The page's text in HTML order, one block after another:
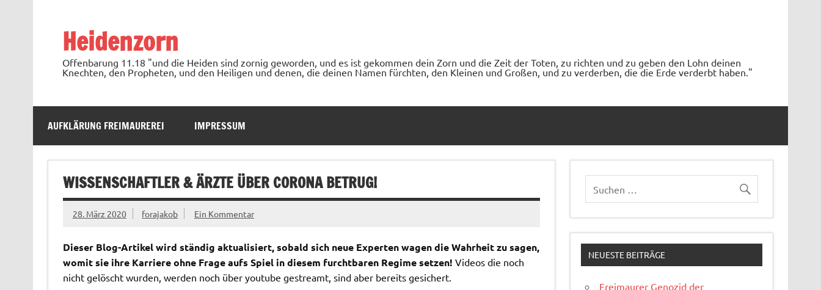
Heidenzorn
Offenbarung 11.18 "und die Heiden sind zornig geworden, und es ist gekommen dein Zorn und die Zeit der Toten, zu richten und zu geben den Lohn deinen
Knechten, den Propheten, und den Heiligen und denen, die deinen Namen fürchten, den Kleinen und Großen, und zu verderben, die die Erde verderbt haben."
AUFKLÄRUNG FREIMAUREREI IMPRESSUM
WISSENSCHAFTLER & ÄRZTE ÜBER CORONA BETRUG!
28. März 2020 forajakob Ein Kommentar
Dieser Blog-Artikel wird ständig aktualisiert, sobald sich neue Experten wagen die Wahrheit zu sagen,
womit sie ihre Karriere ohne Frage aufs Spiel in diesem furchtbaren Regime setzen! Videos die noch
nicht gelöscht wurden, werden noch über youtube gestreamt, sind aber bereits gesichert.
NEUESTE BEITRÄGE
Freimaurer Genozid der